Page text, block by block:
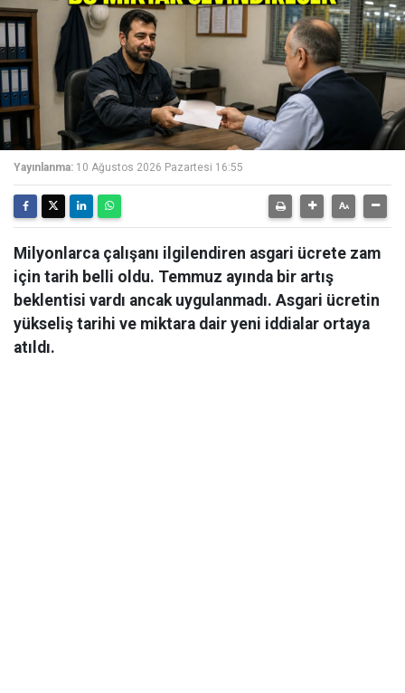
Yayınlanma: 10 Ağustos 2026 Pazartesi 16:55
Milyonlarca çalışanı ilgilendiren asgari ücrete zam
için tarih belli oldu. Temmuz ayında bir artış
beklentisi vardı ancak uygulanmadı. Asgari ücretin
yükseliş tarihi ve miktara dair yeni iddialar ortaya
atıldı.